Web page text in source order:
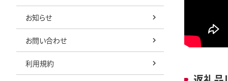
お知らせ
お問い合わせ
利用規約